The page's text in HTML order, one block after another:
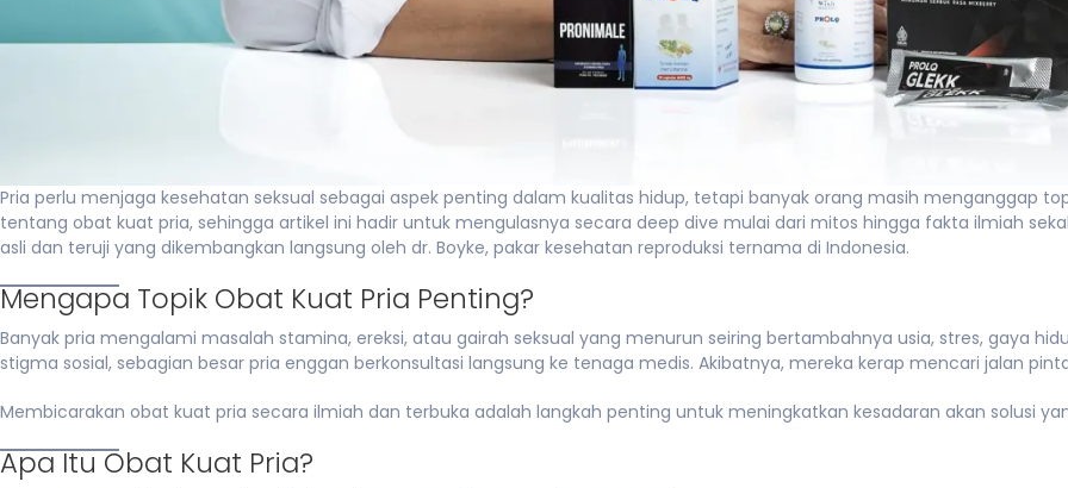
Pria perlu menjaga kesehatan seksual sebagai aspek penting dalam kualitas hidup, tetapi banyak orang masih menganggap
tentang obat kuat pria, sehingga artikel ini hadir untuk mengulasnya secara deep dive mulai dari mitos hingga fakta ilmiah
asli dan teruji yang dikembangkan langsung oleh dr. Boyke, pakar kesehatan reproduksi ternama di Indonesia.
Mengapa Topik Obat Kuat Pria Penting?
Banyak pria mengalami masalah stamina, ereksi, atau gairah seksual yang menurun seiring bertambahnya usia, stres, gaya
stigma sosial, sebagian besar pria enggan berkonsultasi langsung ke tenaga medis. Akibatnya, mereka kerap mencari jalan
Membicarakan obat kuat pria secara ilmiah dan terbuka adalah langkah penting untuk meningkatkan kesadaran akan solusi
Apa Itu Obat Kuat Pria?